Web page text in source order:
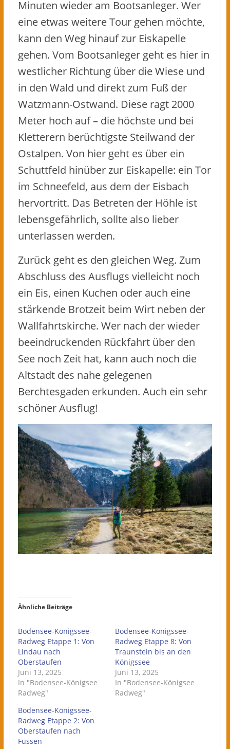
Minuten wieder am Bootsanleger. Wer
eine etwas weitere Tour gehen möchte,
kann den Weg hinauf zur Eiskapelle
gehen. Vom Bootsanleger geht es hier in
westlicher Richtung über die Wiese und
in den Wald und direkt zum Fuß der
Watzmann-Ostwand. Diese ragt 2000
Meter hoch auf – die höchste und bei
Kletterern berüchtigste Steilwand der
Ostalpen. Von hier geht es über ein
Schuttfeld hinüber zur Eiskapelle: ein Tor
im Schneefeld, aus dem der Eisbach
hervortritt. Das Betreten der Höhle ist
lebensgefährlich, sollte also lieber
unterlassen werden.
Zurück geht es den gleichen Weg. Zum
Abschluss des Ausflugs vielleicht noch
ein Eis, einen Kuchen oder auch eine
stärkende Brotzeit beim Wirt neben der
Wallfahrtskirche. Wer nach der wieder
beeindruckenden Rückfahrt über den
See noch Zeit hat, kann auch noch die
Altstadt des nahe gelegenen
Berchtesgaden erkunden. Auch ein sehr
schöner Ausflug!
Ähnliche Beiträge
Bodensee-Königssee-
Radweg Etappe 1: Von
Lindau nach
Oberstaufen
Juni 13, 2025
In "Bodensee-Königsee
Radweg"
Bodensee-Königssee-
Radweg Etappe 8: Von
Traunstein bis an den
Königssee
Juni 13, 2025
In "Bodensee-Königsee
Radweg"
Bodensee-Königssee-
Radweg Etappe 2: Von
Oberstaufen nach
Füssen